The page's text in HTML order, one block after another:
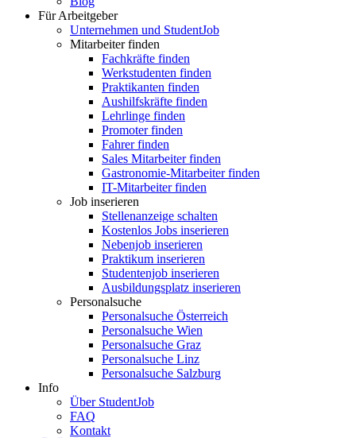
Für Arbeitgeber
Unternehmen und StudentJob
Mitarbeiter finden
Fachkräfte finden
Werkstudenten finden
Praktikanten finden
Aushilfskräfte finden
Lehrlinge finden
Promoter finden
Fahrer finden
Sales Mitarbeiter finden
Gastronomie-Mitarbeiter finden
IT-Mitarbeiter finden
Job inserieren
Stellenanzeige schalten
Kostenlos Jobs inserieren
Nebenjob inserieren
Praktikum inserieren
Studentenjob inserieren
Ausbildungsplatz inserieren
Personalsuche
Personalsuche Österreich
Personalsuche Wien
Personalsuche Graz
Personalsuche Linz
Personalsuche Salzburg
Info
Über StudentJob
FAQ
Kontakt